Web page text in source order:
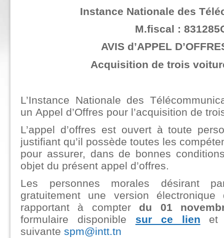
Instance Nationale des
M.fiscal :
AVIS d’APPEL
Acquisition de trois
L’Instance Nationale des
un Appel d’Offres pour l’acquisition de
L’appel d’offres est ouvert à toute
justifiant qu’il possède toutes les
pour assurer, dans de bonnes
objet du présent appel d’offres.
Les personnes morales désirant
gratuitement une version
rapportant à compter du 01
formulaire disponible sur ce lien et
suivante spm@intt.tn